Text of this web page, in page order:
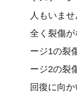
人もいま
全く裂傷
ージ1の裂
ージ2の裂
回復に向か